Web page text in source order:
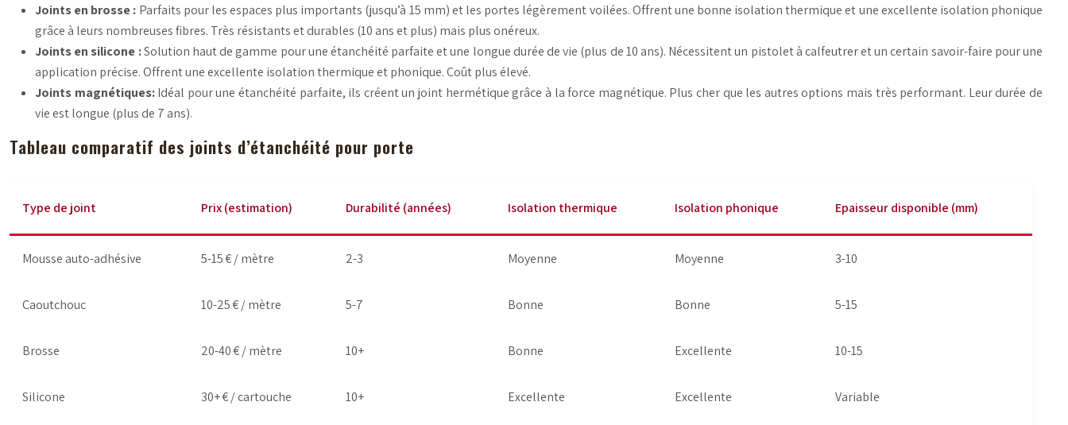
Joints en brosse : Parfaits pour les espaces plus importants (jusqu’à 15 mm) et les portes légèrement voilées. Offrent une bonne isolation thermique et une excellente isolation phonique
grâce à leurs nombreuses fibres. Très résistants et durables (10 ans et plus) mais plus onéreux.
Joints en silicone :Solution haut de gamme pour une étanchéité parfaite et une longue durée de vie (plus de 10 ans). Nécessitent un pistolet à calfeutrer et un certain savoir-faire pour une
application précise. Offrent une excellente isolation thermique et phonique. Coût plus élevé.
Joints magnétiques:Idéal pour une étanchéité parfaite, ils créent un joint hermétique grâce à la force magnétique. Plus cher que les autres options mais très performant. Leur durée de
vie est longue (plus de 7 ans).
Tableau comparatif des joints d’étanchéité pour porte
Type de joint Prix (estimation) Durabilité (années) Isolation thermique Isolation phonique Epaisseur disponible (mm)
Mousse auto-adhésive 5-15 € / mètre 2-3 Moyenne Moyenne 3-10
Caoutchouc 10-25 € / mètre 5-7 Bonne Bonne 5-15
Brosse 20-40 € / mètre 10+ Bonne Excellente 10-15
Silicone 30+ € / cartouche 10+ Excellente Excellente Variable